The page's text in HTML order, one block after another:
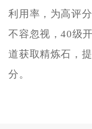
利用率，为高评
不容忽视，40级
道获取精炼石，
分。